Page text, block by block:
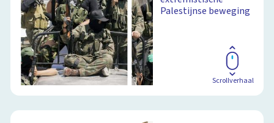
Palestijnse beweging
Scrollverhaal